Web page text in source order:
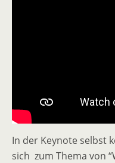
In der Keynote selbst
sich zum Thema von